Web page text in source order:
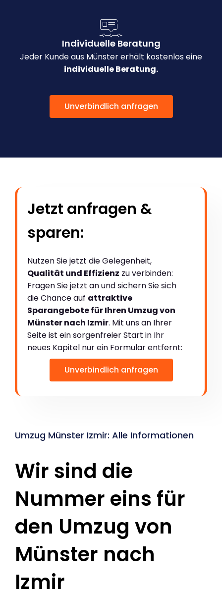
Individuelle Beratung
Jeder Kunde aus Münster erhält kostenlos eine
individuelle Beratung.
Unverbindlich anfragen
Jetzt anfragen &
sparen:
Nutzen Sie jetzt die Gelegenheit,
Qualität und Effizienz zu verbinden:
Fragen Sie jetzt an und sichern Sie sich
die Chance auf attraktive
Sparangebote für Ihren Umzug von
Münster nach Izmir. Mit uns an Ihrer
Seite ist ein sorgenfreier Start in Ihr
neues Kapitel nur ein Formular entfernt:
Unverbindlich anfragen
Umzug Münster Izmir: Alle Informationen
Wir sind die
Nummer eins für
den Umzug von
Münster nach
Izmir